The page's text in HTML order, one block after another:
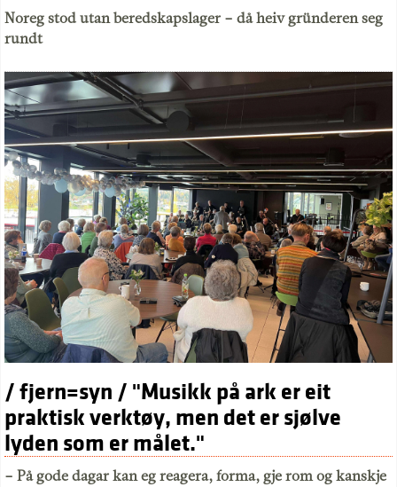
Noreg stod utan beredskapslager – då heiv gründeren seg
rundt
/ fjern=syn / "Musikk på ark er eit
praktisk verktøy, men det er sjølve
lyden som er målet."
– På gode dagar kan eg reagera, forma, gje rom og kanskje